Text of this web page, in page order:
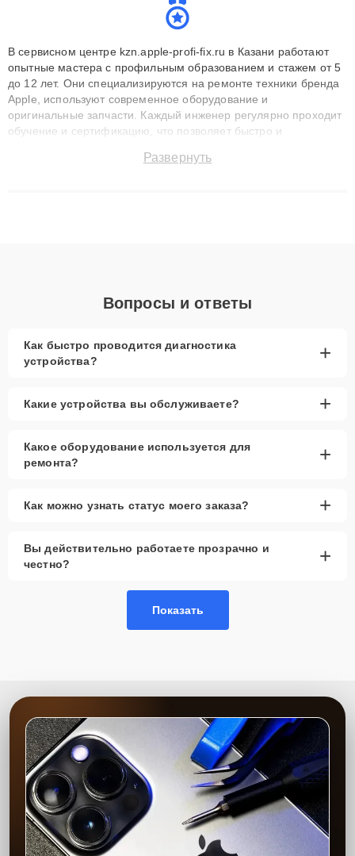
В сервисном центре kzn.apple-profi-fix.ru в Казани работают
опытные мастера с профильным образованием и стажем от 5
до 12 лет. Они специализируются на ремонте техники бренда
Apple, используют современное оборудование и
оригинальные запчасти. Каждый инженер регулярно проходит
обучение и сертификацию, что позволяет быстро и
сохранением гарантии до 3 лет. Наши мастера решают
Развернуть
Вопросы и ответы
Как быстро проводится диагностика
устройства?
+
Какие устройства вы обслуживаете? +
Какое оборудование используется для
ремонта?
+
Как можно узнать статус моего заказа? +
Вы действительно работаете прозрачно и
честно?
+
Показать